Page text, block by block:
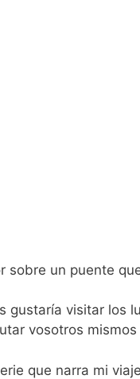
sobre un puente
gustaría visitar los
vosotros mismos
que narra mi